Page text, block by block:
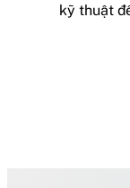
kỹ thuật